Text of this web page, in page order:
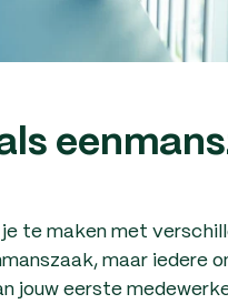
te maken met
maar iedere
jouw eerste